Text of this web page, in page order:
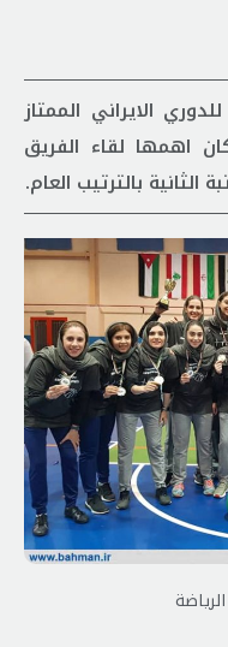
جرت ضمن منافسات الاسبوع 16 للدوري الايراني الممتاز
5 لقاءات، كان اهمها لقاء الفريق
بالترتيب العام.
الرياضة